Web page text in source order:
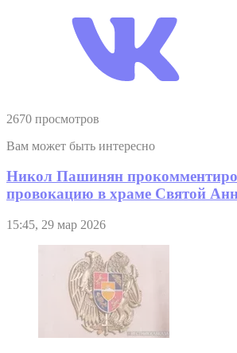
2670 просмотров
Вам может быть интересно
Никол Пашинян
провокацию в храме Святой
15:45, 29 мар 2026